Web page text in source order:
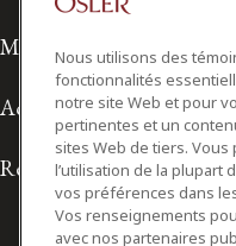
Modalités d'utilisation
Accessibilité
Relations avec les médias
Nous utilisons des
fonctionnalités
notre site Web et pour
pertinentes et un
sites Web de tiers.
l’utilisation de la plupart
vos préférences dans
Vos renseignements
avec nos partenaires